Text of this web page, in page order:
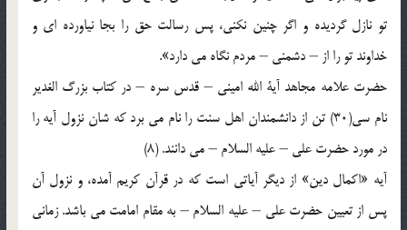
تو نازل گرديده و اگر چنين نكنى، پس رسالت ‏حق را بجا نياورده ‏اى و
خداوند تو را از – دشمنى – مردم نگاه می ‏دارد».
حضرت علامه مجاهد آية الله امينى – قدس سره – در كتاب بزرگ الغدير
نام سى(30) تن از دانشمندان اهل سنت را نام می ‏برد كه شان نزول آيه را
در مورد حضرت على – عليه السلام – می ‏دانند. (8)
آيه «اكمال دين‏» از ديگر آياتى است كه در قرآن كريم آمده، و نزول آن
پس از تعيين حضرت على – عليه السلام – به مقام امامت می ‏باشد. زماني